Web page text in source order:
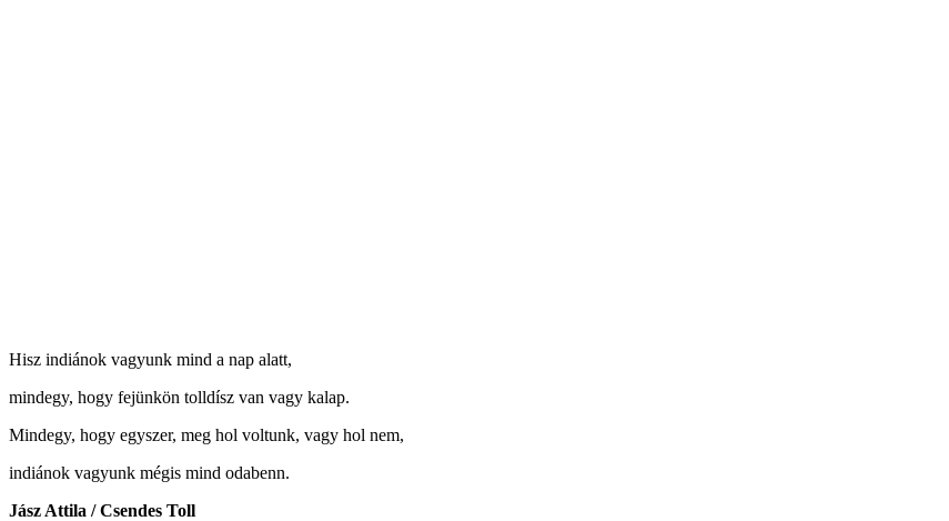
Hisz indiánok vagyunk mind a nap alatt,
mindegy, hogy fejünkön tolldísz van vagy kalap.
Mindegy, hogy egyszer, meg hol voltunk, vagy hol nem,
indiánok vagyunk mégis mind odabenn.
Jász Attila / Csendes Toll